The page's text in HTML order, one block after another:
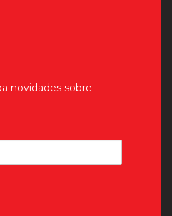
novidades sobre